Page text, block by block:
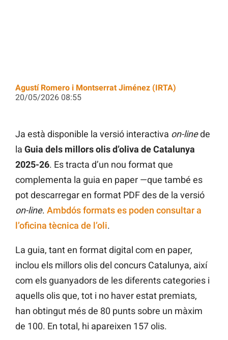
Agustí Romero i Montserrat Jiménez (IRTA)
20/05/2026 08:55
Ja està disponible la versió interactiva on-linede
la Guia dels millors olis d’oliva de Catalunya
2025-26. Es tracta d’un nou format que
complementa la guia en paper —que també es
pot descarregar en format PDF des de la versió
on-line. Ambdós formats es poden consultar a
l’oficina tècnica de l’oli.
La guia, tant en format digital com en paper,
inclou els millors olis del concurs Catalunya, així
com els guanyadors de les diferents categories i
aquells olis que, tot i no haver estat premiats,
han obtingut més de 80 punts sobre un màxim
de 100. En total, hi apareixen 157 olis.